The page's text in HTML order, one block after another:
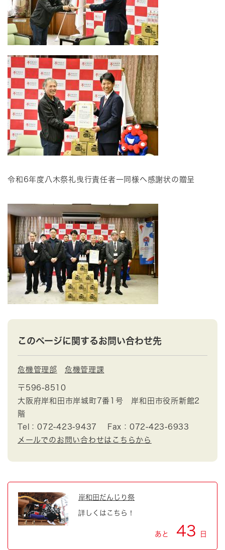
令和6年度八木祭礼曳行責任者一同様へ感謝状の贈呈
このページに関するお問い合わせ先
危機管理部 危機管理課
〒596-8510
大阪府岸和田市岸城町7番1号 岸和田市役所新館2
階
Tel：072-423-9437
Fax：072-423-6933
メールでのお問い合わせはこちらから
岸和田だんじり祭
詳しくはこちら！
あと 43 日